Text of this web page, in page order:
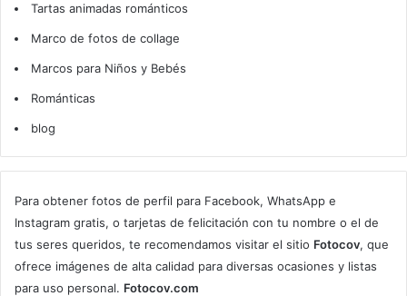
Tartas animadas románticos
Marco de fotos de collage
Marcos para Niños y Bebés
Románticas
blog
Para obtener fotos de perfil para Facebook, WhatsApp e
Instagram gratis, o tarjetas de felicitación con tu nombre o el de
tus seres queridos, te recomendamos visitar el sitio Fotocov, que
ofrece imágenes de alta calidad para diversas ocasiones y listas
para uso personal. Fotocov.com